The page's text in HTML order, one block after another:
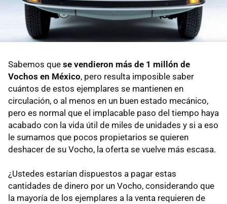
Sabemos que se vendieron más de 1 millón de
Vochos en México, pero resulta imposible saber
cuántos de estos ejemplares se mantienen en
circulación, o al menos en un buen estado mecánico,
pero es normal que el implacable paso del tiempo haya
acabado con la vida útil de miles de unidades y si a eso
le sumamos que pocos propietarios se quieren
deshacer de su Vocho, la oferta se vuelve más escasa.
¿Ustedes estarían dispuestos a pagar estas
cantidades de dinero por un Vocho, considerando que
la mayoría de los ejemplares a la venta requieren de